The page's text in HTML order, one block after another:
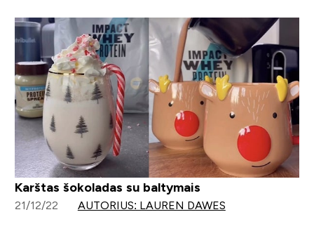
Karštas šokoladas su baltymais
21/12/22 AUTORIUS: LAUREN DAWES